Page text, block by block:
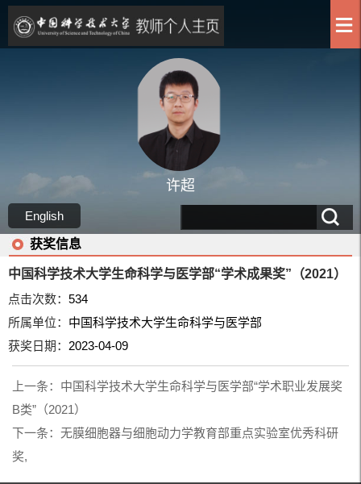
许超
English
获奖信息
中国科学技术大学生命科学与医学部“学术成果奖”（2021）
点击次数：534
所属单位： 中国科学技术大学生命科学与医学部
获奖日期： 2023-04-09
上一条： 中国科学技术大学生命科学与医学部“学术职业发展奖
B类”（2021）
下一条： 无膜细胞器与细胞动力学教育部重点实验室优秀科研
奖,